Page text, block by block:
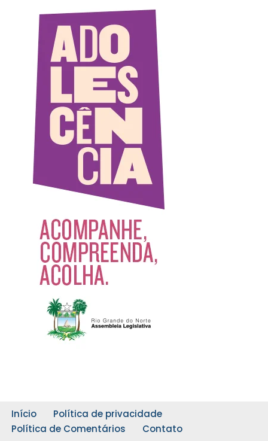
Início
Política de privacidade
Política de Comentários
Contato